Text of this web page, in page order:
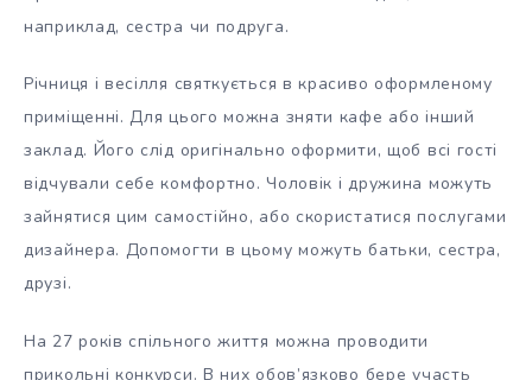
наприклад, сестра чи подруга.
Річниця і весілля святкується в красиво оформленому
приміщенні. Для цього можна зняти кафе або інший
заклад. Його слід оригінально оформити, щоб всі гості
відчували себе комфортно. Чоловік і дружина можуть
зайнятися цим самостійно, або скористатися послугами
дизайнера. Допомогти в цьому можуть батьки, сестра,
друзі.
На 27 років спільного життя можна проводити
прикольні конкурси. В них обов’язково бере участь